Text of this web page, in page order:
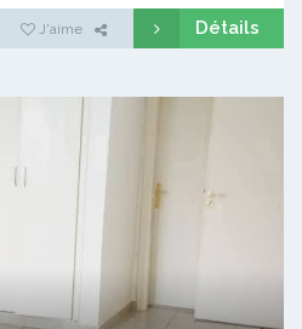
J'aime Détails